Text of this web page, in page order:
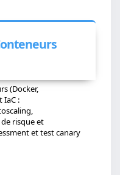
(Docker,
IaC :
risque et
et test canary